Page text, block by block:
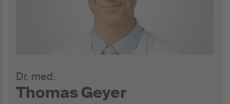
Dr. med.
Thomas Geyer